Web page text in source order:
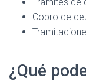
Cobro de
¿Qué